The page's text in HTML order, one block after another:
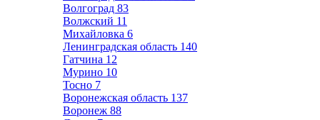
Волгоград 83
Волжский 11
Михайловка 6
Ленинградская область 140
Гатчина 12
Мурино 10
Тосно 7
Воронежская область 137
Воронеж 88